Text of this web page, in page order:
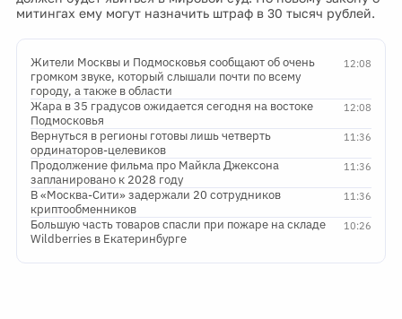
митингах ему могут назначить штраф в 30 тысяч рублей.
12:08
Жители Москвы и Подмосковья сообщают об очень
громком звуке, который слышали почти по всему
городу, а также в области
12:08
Жара в 35 градусов ожидается сегодня на востоке
Подмосковья
11:36
Вернуться в регионы готовы лишь четверть
ординаторов-целевиков
11:36
Продолжение фильма про Майкла Джексона
запланировано к 2028 году
11:36
В «Москва-Сити» задержали 20 сотрудников
криптообменников
10:26
Большую часть товаров спасли при пожаре на складе
Wildberries в Екатеринбурге